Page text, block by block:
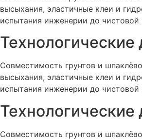
высыхания, эластичные клеи и
испытания инженерии до чистовой
Технологические
Совместимость грунтов и
высыхания, эластичные клеи и
испытания инженерии до чистовой
Технологические
Совместимость грунтов и